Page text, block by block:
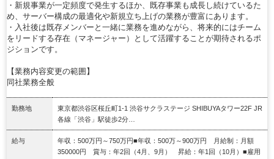
・新規事業が一定頻度で発生するほか、既存事業も成長し続けているた
め、サーバー構成の最適化や新規立ち上げの業務が豊富にあります。
・入社後は既存メンバーと一緒に業務を進めながら、将来的にはチーム
をリードする存在（マネージャー）として活躍することが期待されるポ
ジションです。
【業務内容変更の範囲】
同社業務全般
勤務地
東京都渋谷区桜丘町1‐1 渋谷サクラステージ SHIBUYAタワー22F JR
各線「渋谷」駅徒歩2分…
給与
年収：500万円～750万円■年収：500万～900万円 月給制：月額
350000円 賞与：年2回（4月、9月） 昇給：年1回（10月）■雇用